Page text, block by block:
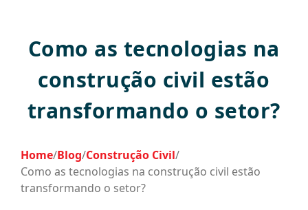
Como as tecnologias na
construção civil estão
transformando o setor?
Home/Blog/Construção Civil/
Como as tecnologias na construção civil estão
transformando o setor?